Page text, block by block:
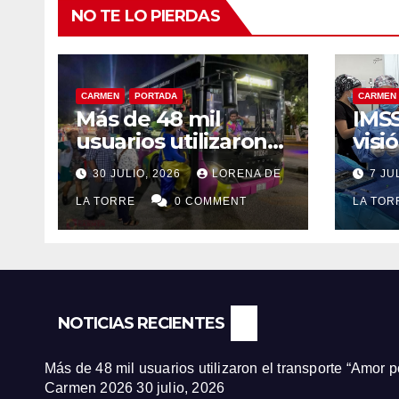
NO TE LO PIERDAS
CARMEN PORTADA
Más de 48 mil
usuarios utilizaron
el transporte “Amor
por Carmen”
durante la Feria
Carmen 2026
30 JULIO, 2026 LORENA DE
LA TORRE 0 COMMENT
CARMEN
de
7
LA
NOTICIAS RECIENTES
Más de 48 mil usuarios utilizaron el transporte “Amor
Carmen 2026 30 julio, 2026